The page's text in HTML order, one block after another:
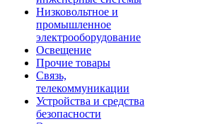
Низковольтное и
промышленное
электрооборудование
Освещение
Прочие товары
Связь,
телекоммуникации
Устройства и средства
безопасности